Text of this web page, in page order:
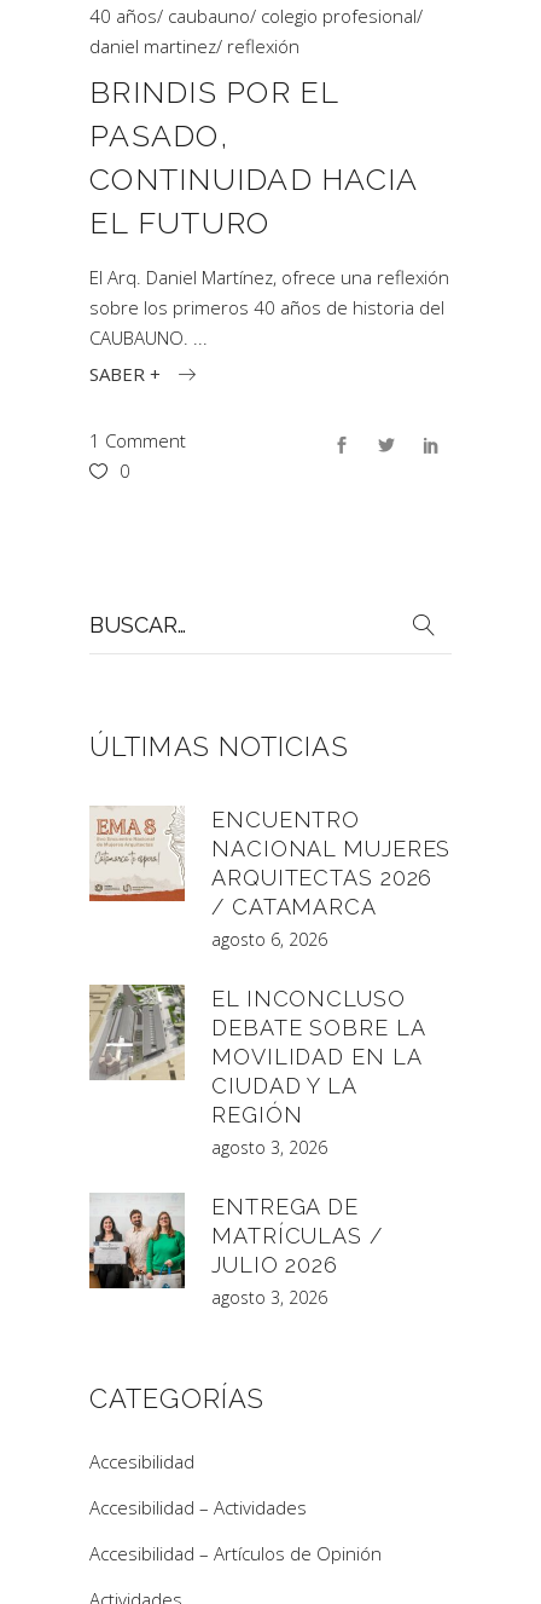
40 años/ caubauno/ colegio profesional/
daniel martinez/ reflexión
BRINDIS POR EL
PASADO,
CONTINUIDAD HACIA
EL FUTURO
El Arq. Daniel Martínez, ofrece una reflexión
sobre los primeros 40 años de historia del
CAUBAUNO.
SABER +
1 Comment
0
por:
ÚLTIMAS NOTICIAS
ENCUENTRO
NACIONAL MUJERES
ARQUITECTAS 2026
/ CATAMARCA
agosto 6, 2026
EL INCONCLUSO
DEBATE SOBRE LA
MOVILIDAD EN LA
CIUDAD Y LA
REGIÓN
agosto 3, 2026
ENTREGA DE
MATRÍCULAS /
JULIO 2026
agosto 3, 2026
CATEGORÍAS
Accesibilidad
Accesibilidad – Actividades
Accesibilidad – Artículos de Opinión
Actividades